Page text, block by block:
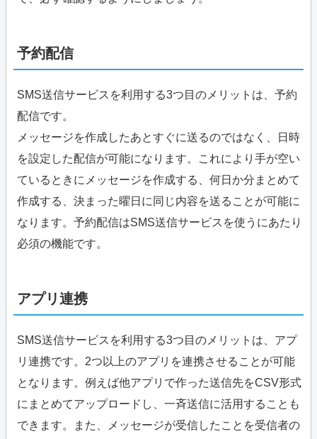
予約配信
SMS送信サービスを利用する3つ目のメリットは、予約
配信です。
メッセージを作成したあとすぐに送るのではなく、日時
を設定した配信が可能になります。これにより手が空い
ているときにメッセージを作成する、何日か分まとめて
作成する、決まった曜日に同じ内容を送ることが可能に
なります。予約配信はSMS送信サービスを使うにあたり
必須の機能です。
アプリ連携
SMS送信サービスを利用する3つ目のメリットは、アプ
リ連携です。2つ以上のアプリを連携させることが可能
となります。例えば他アプリで作った送信先をCSV形式
にまとめてアップロードし、一斉送信に活用することも
できます。また、メッセージが受信したことを受信者の